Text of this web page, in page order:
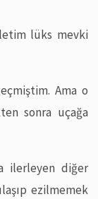
lüks mevki
Ama o
sonra uçağa
ilerleyen diğer
ezilmemek